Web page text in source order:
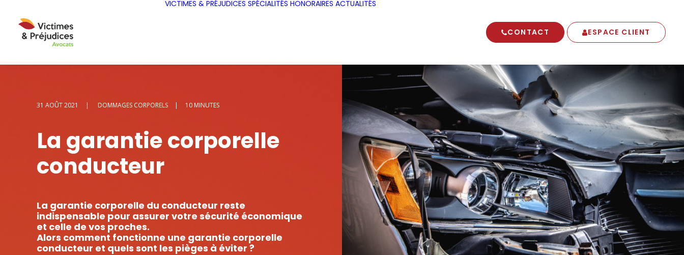
VICTIMES & PRÉJUDICES SPÉCIALITÉS HONORAIRES ACTUALITÉS
CONTACT ESPACE CLIENT
31 AOÛT 2021 | DOMMAGES CORPORELS | 10 MINUTES
La garantiecorporelle
conducteur
La garantie corporelle du conducteur reste
indispensable pour assurer votre sécurité économique
et celle de vos proches.
Alors comment fonctionne une garantie corporelle
conducteur et quels sont les pièges à éviter ?